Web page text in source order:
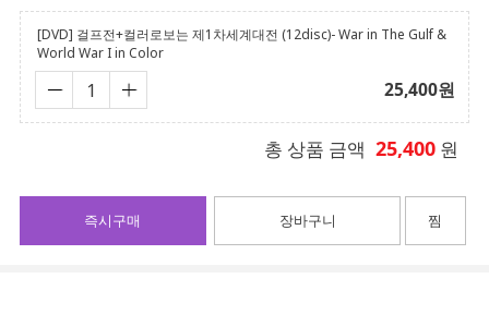
[DVD] 걸프전+컬러로보는 제1차세계대전 (12disc)- War in The Gulf &
World War I in Color
25,400원
총 상품 금액 25,400 원
장바구니
즉시구매 찜